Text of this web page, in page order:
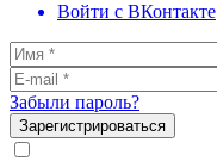
Войти с ВКонтакте
Забыли пароль?
Зарегистрироваться